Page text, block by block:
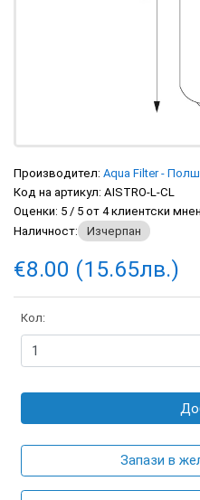
Производител: Aqua Filter -
Код на артикул: AISTRO-L-CL
Оценки: 5 / 5 от 4клиентски
Наличност:
Изчерпан
€8.00 (15.65лв.)
Кол:
Запази в